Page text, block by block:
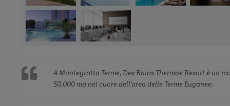
A Montegrotto Terme, Des Bains Thermae Resort è un
50.000 mq nel cuore dell’area delle Terme Euganee.